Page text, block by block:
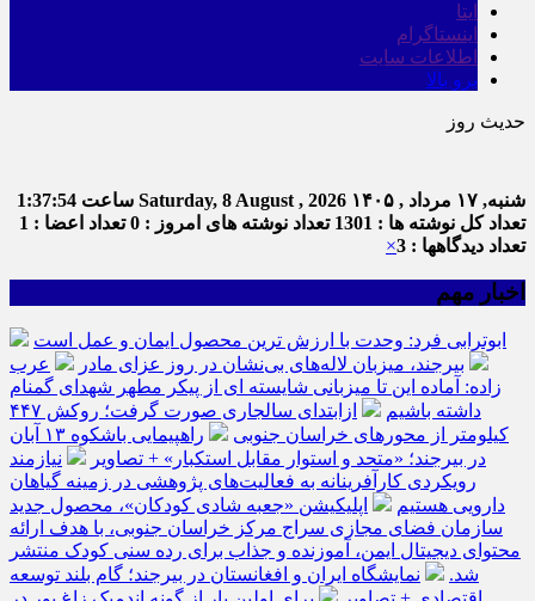
ایتا
اینستاگرام
اطلاعات سایت
برو بالا
حدیث روز
شنبه, ۱۷ مرداد , ۱۴۰۵ Saturday, 8 August , 2026 ساعت 1:37:54
تعداد کل نوشته ها : 1301
تعداد نوشته های امروز : 0
تعداد اعضا : 1
تعداد دیدگاهها : 3
×
اخبار مهم
ابوترابی فرد: وحدت با ارزش ترین محصول ایمان و عمل است
بیرجند، میزبان لاله‌های بی‌نشان در روز عزای مادر
عرب
زاده: آماده این تا میزبانی شایسته ای از پیکر مطهر شهدای گمنام
داشته باشیم
ازابتدای سالجاری صورت گرفت؛ روکش ۴۴۷
کیلومتر از محورهای خراسان جنوبی
راهپیمایی باشکوه ۱۳ آبان
در بیرجند؛ «متحد و استوار مقابل استکبار» + تصاویر
نیازمند
رویکردی کارآفرینانه به فعالیت‌های پژوهشی در زمینه گیاهان
دارویی هستیم
اپلیکیشن «جعبه شادی کودکان»، محصول جدید
سازمان فضای مجازی سراج مرکز خراسان جنوبی، با هدف ارائه
محتوای دیجیتال ایمن، آموزنده و جذاب برای رده سنی کودک منتشر
شد.
نمایشگاه ایران و افغانستان در بیرجند؛ گام بلند توسعه